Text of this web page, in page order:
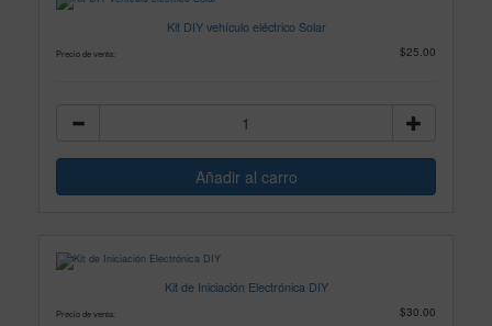
Kit DIY vehículo eléctrico Solar
Precio de venta: $25.00
Kit de Iniciación Electrónica DIY
Precio de venta: $30.00